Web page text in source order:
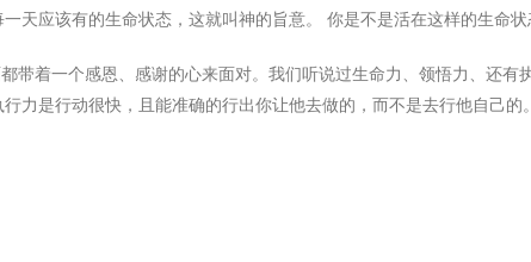
天应该有的生命状态，这就叫神的旨意。 你是不是活在这样的生命状
带着一个感恩、感谢的心来面对。我们听说过生命力、领悟力、还有
力是行动很快，且能准确的行出你让他去做的，而不是去行他自己